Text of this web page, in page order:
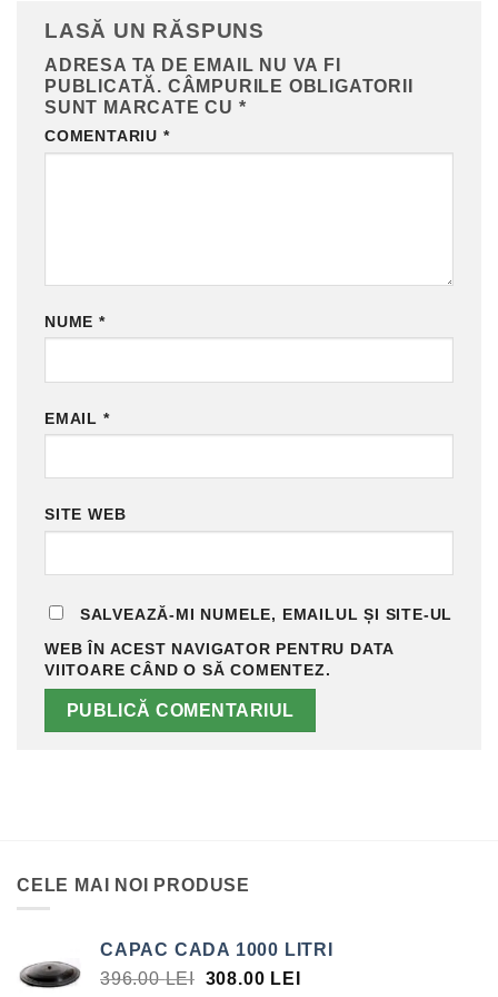
LASĂ UN RĂSPUNS
ADRESA TA DE EMAIL NU VA FI
PUBLICATĂ. CÂMPURILE OBLIGATORII
SUNT MARCATE CU *
COMENTARIU *
NUME *
EMAIL *
SITE WEB
SALVEAZĂ-MI NUMELE, EMAILUL ȘI SITE-UL
WEB ÎN ACEST NAVIGATOR PENTRU DATA
VIITOARE CÂND O SĂ COMENTEZ.
CELE MAI NOI PRODUSE
CAPAC CADA 1000 LITRI
396.00LEI PREȚUL
308.00 LEI PREȚUL